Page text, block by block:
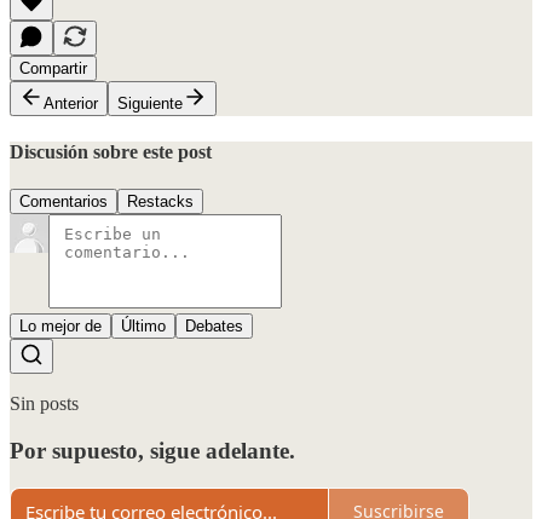
Compartir
Anterior
Siguiente
Discusión sobre este post
Comentarios Restacks
Lo mejor de Último Debates
Sin posts
Por supuesto, sigue adelante.
Suscribirse